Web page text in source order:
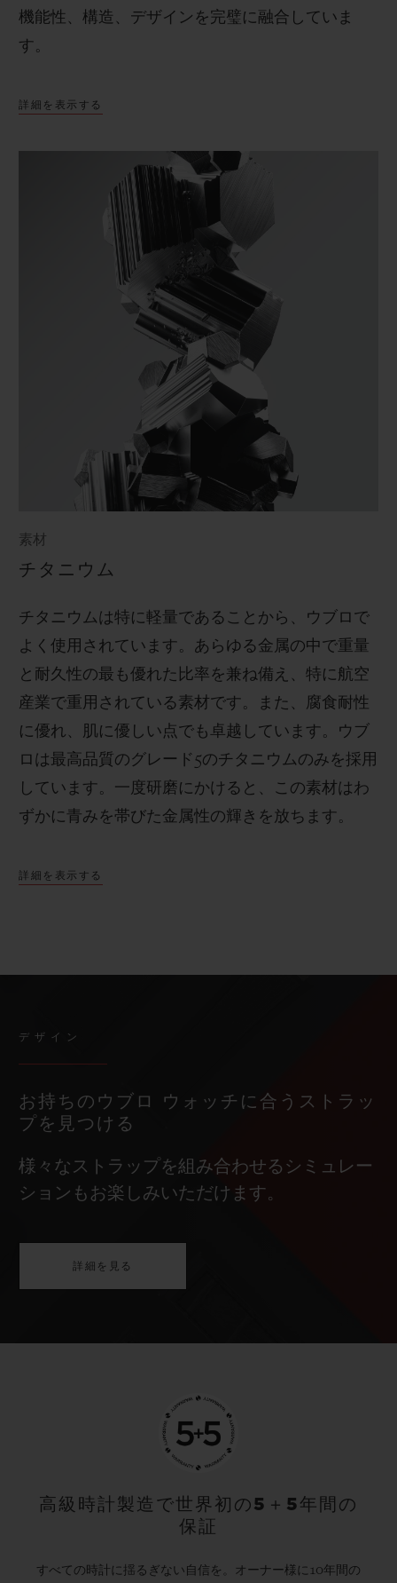
機能性、構造、デザインを完璧に融合していま
す。
詳細を表示する
素材
チタニウム
チタニウムは特に軽量であることから、ウブロで
よく使用されています。あらゆる金属の中で重量
と耐久性の最も優れた比率を兼ね備え、特に航空
産業で重用されている素材です。また、腐食耐性
に優れ、肌に優しい点でも卓越しています。ウブ
ロは最高品質のグレード 5のチタニウムのみを採用
しています。一度研磨にかけると、この素材はわ
ずかに青みを帯びた金属性の輝きを放ちます。
詳細を表示する
デザイン
お持ちのウブロ ウォッチに合うストラッ
プを見つける
様々なストラップを組み合わせるシミュレー
ションもお楽しみいただけます。
詳細を見る
高級時計製造で世界初の5＋5年間の
保証
すべての時計に揺るぎない自信を。オーナー様に10年間の